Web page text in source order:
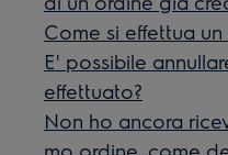
Come si effettua un
E' possibile
effettuato?
Non ho ancora